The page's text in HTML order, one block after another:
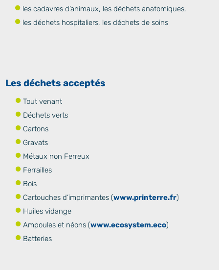
les cadavres d’animaux, les déchets anatomiques,
les déchets hospitaliers, les déchets de soins
Les déchets acceptés
Tout venant
Déchets verts
Cartons
Gravats
Métaux non Ferreux
Ferrailles
Bois
Cartouches d’imprimantes (www.printerre.fr)
Huiles vidange
Ampoules et néons (www.ecosystem.eco)
Batteries